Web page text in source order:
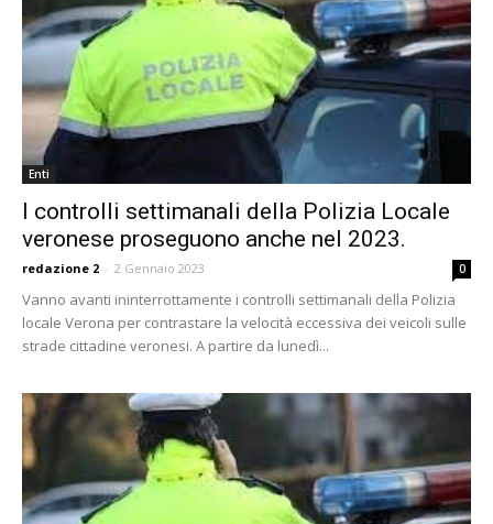
Enti
I controlli settimanali della Polizia Locale
veronese proseguono anche nel 2023.
redazione 2 - 2 Gennaio 2023 0
Vanno avanti ininterrottamente i controlli settimanali della Polizia
locale Verona per contrastare la velocità eccessiva dei veicoli sulle
strade cittadine veronesi. A partire da lunedì...